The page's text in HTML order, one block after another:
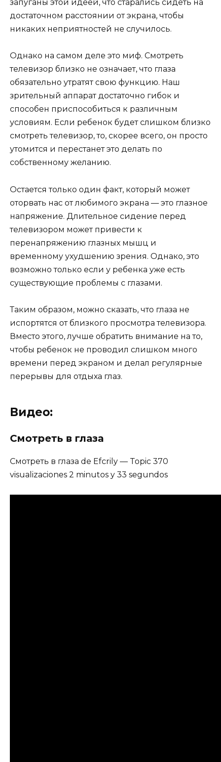
запуганы этой идеей, что старались сидеть на
достаточном расстоянии от экрана, чтобы
никаких неприятностей не случилось.
Однако на самом деле это миф. Смотреть
телевизор близко не означает, что глаза
обязательно утратят свою функцию. Наш
зрительный аппарат достаточно гибок и
способен приспособиться к различным
условиям. Если ребенок будет слишком близко
смотреть телевизор, то, скорее всего, он просто
утомится и перестанет это делать по
собственному желанию.
Остается только один факт, который может
оторвать нас от любимого экрана — это глазное
напряжение. Длительное сидение перед
телевизором может привести к
перенапряжению глазных мышц и
временному ухудшению зрения. Однако, это
возможно только если у ребенка уже есть
существующие проблемы с глазами.
Таким образом, можно сказать, что глаза не
испортятся от близкого просмотра телевизора.
Вместо этого, лучше обратить внимание на то,
чтобы ребенок не проводил слишком много
времени перед экраном и делал регулярные
перерывы для отдыха глаз.
Видео:
Смотреть в глаза
Смотреть в глаза de Efcrily — Topic 370
visualizaciones 2 minutos y 33 segundos